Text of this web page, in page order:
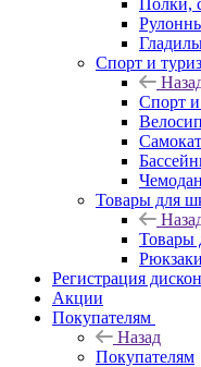
Полки,
Спорт и
Спорт
Товары для
Товары
Регистрация
Акции
Покупателям
Назад
Покупателям